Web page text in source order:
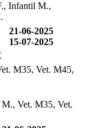
Infantil M.,
21-06-2025
15-07-2025
M35, Vet. M45,
Vet. M35, Vet.